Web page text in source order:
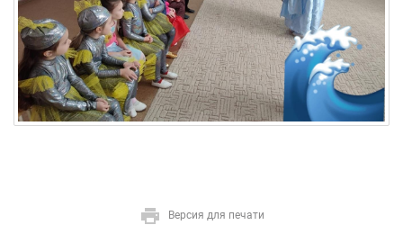
Версия для печати